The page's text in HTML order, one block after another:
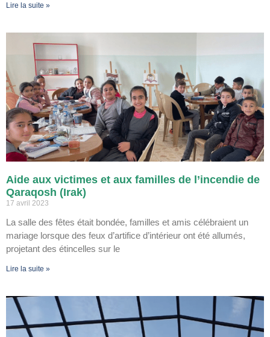
Lire la suite »
Aide aux victimes et aux familles de l’incendie de
Qaraqosh (Irak)
17 avril 2023
La salle des fêtes était bondée, familles et amis célébraient un
mariage lorsque des feux d’artifice d’intérieur ont été allumés,
projetant des étincelles sur le
Lire la suite »